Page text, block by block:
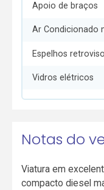
Apoio de braços
Ar Condicionado
Espelhos
Vidros elétricos
Notas do
Viatura em
compacto diesel